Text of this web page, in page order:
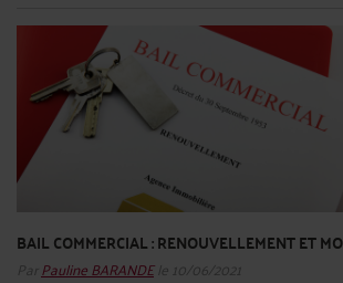
BAIL COMMERCIAL : RENOUVELLEMENT ET
Par Pauline BARANDEle 10/06/2021